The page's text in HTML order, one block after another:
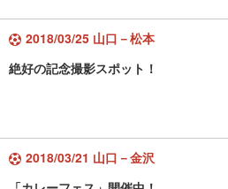
2018/03/25 山口－松本
絶好の記念撮影スポット！
2018/03/21 山口－金沢